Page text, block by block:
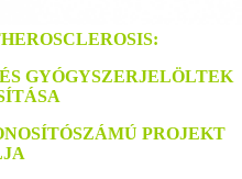
GYÓGYSZERJELÖLTEK
PROJEKT